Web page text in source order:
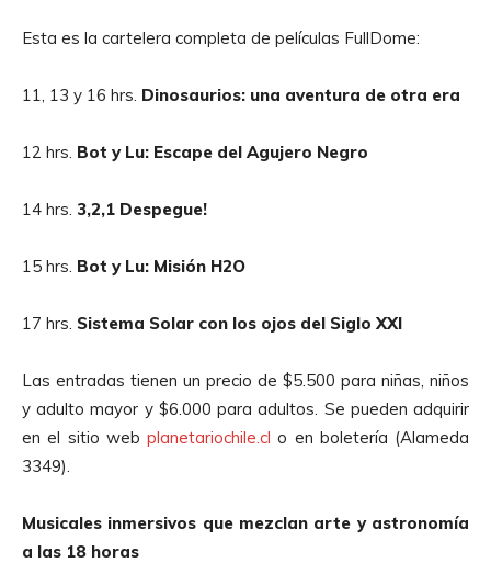
Esta es la cartelera completa de películas FullDome:
11, 13 y 16 hrs. Dinosaurios: una aventura de otra era
12 hrs. Bot y Lu: Escape del Agujero Negro
14 hrs. 3,2,1 Despegue!
15 hrs. Bot y Lu: Misión H2O
17 hrs. Sistema Solar con los ojos del Siglo XXI
Las entradas tienen un precio de $5.500 para niñas, niños
y adulto mayor y $6.000 para adultos. Se pueden adquirir
en el sitio web planetariochile.cl o en boletería (Alameda
3349).
Musicales inmersivos que mezclan arte y astronomía
a las 18 horas